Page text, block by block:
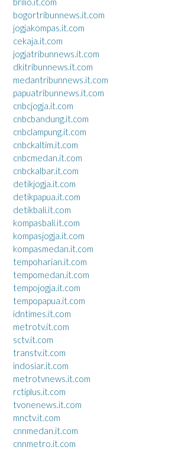
bogortribunnews.it.com
jogjakompas.it.com
cekaja.it.com
jogjatribunnews.it.com
dkitribunnews.it.com
medantribunnews.it.com
papuatribunnews.it.com
cnbcjogja.it.com
cnbcbandung.it.com
cnbclampung.it.com
cnbckaltim.it.com
cnbcmedan.it.com
cnbckalbar.it.com
detikjogja.it.com
detikpapua.it.com
detikbali.it.com
kompasbali.it.com
kompasjogja.it.com
kompasmedan.it.com
tempoharian.it.com
tempomedan.it.com
tempojogja.it.com
tempopapua.it.com
idntimes.it.com
metrotv.it.com
sctv.it.com
transtv.it.com
indosiar.it.com
metrotvnews.it.com
rctiplus.it.com
tvonenews.it.com
mnctv.it.com
cnnmedan.it.com
cnnmetro.it.com